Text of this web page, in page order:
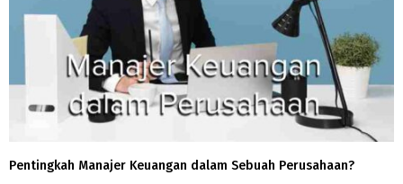
Pentingkah Manajer Keuangan dalam Sebuah Perusahaan?